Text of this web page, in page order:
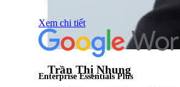
Trần Thị Nhung
Xem chi tiết
Enterprise Essentials Plus